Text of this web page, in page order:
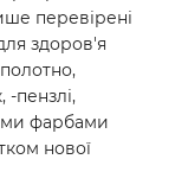
перевірені
здоров'я
пензлі,
фарбами
нової